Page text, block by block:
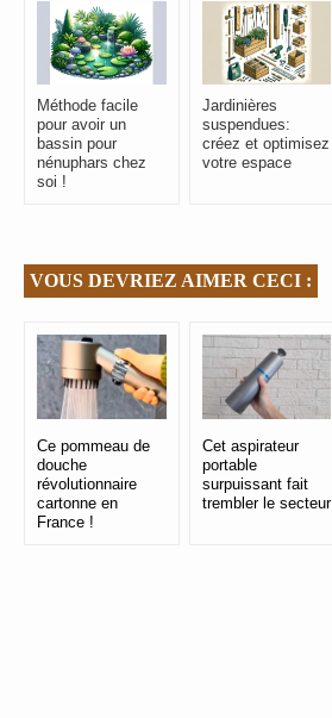
Méthode facile
pour avoir un
bassin pour
nénuphars chez
soi !
Jardinières
suspendues:
créez et optimisez
votre espace
VOUS DEVRIEZ AIMER CECI :
Ce pommeau de
douche
révolutionnaire
cartonne en
France !
Cet aspirateur
portable
surpuissant fait
trembler le secteur